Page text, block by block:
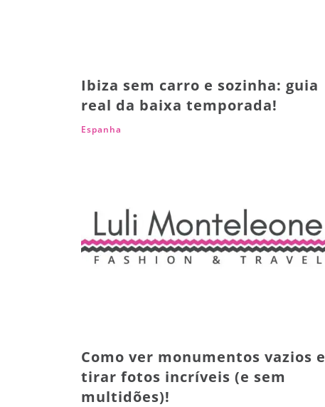
Ibiza sem carro e sozinha: guia
real da baixa temporada!
Espanha
Como ver monumentos vazios e
tirar fotos incríveis (e sem
multidões)!